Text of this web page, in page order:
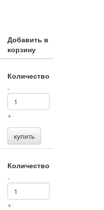
Добавить в
корзину
Количество
-
+
купить
Количество
-
+